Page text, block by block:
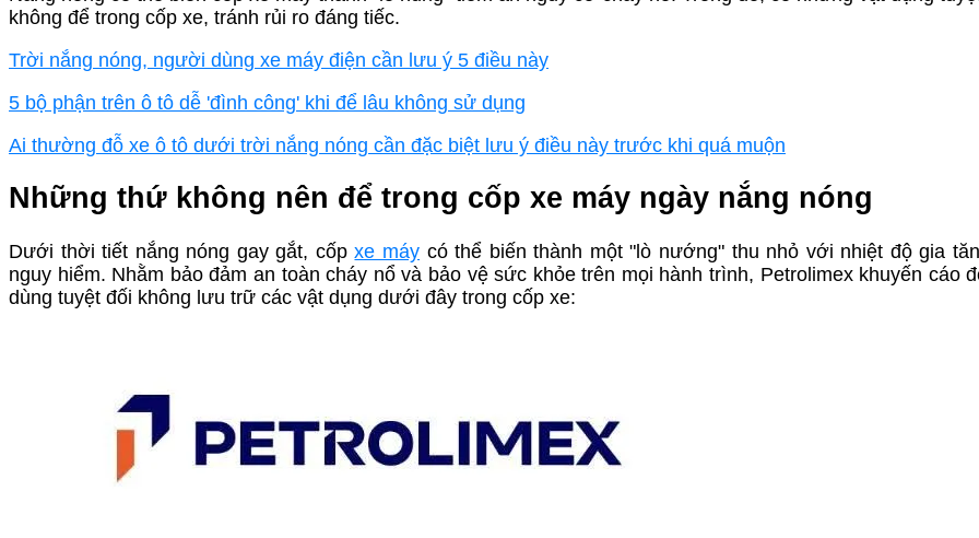
không để trong cốp xe, tránh rủi ro đáng tiếc.
Trời nắng nóng, người dùng xe máy điện cần lưu ý 5 điều này
5 bộ phận trên ô tô dễ 'đình công' khi để lâu không sử dụng
Ai thường đỗ xe ô tô dưới trời nắng nóng cần đặc biệt lưu ý điều này trước khi quá muộn
Những thứ không nên để trong cốp xe máy ngày nắng nóng
Dưới thời tiết nắng nóng gay gắt, cốpxe máy có thể biến thành một "lò nướng" thu nhỏ với nhiệt độ gia
nguy hiểm. Nhằm bảo đảm an toàn cháy nổ và bảo vệ sức khỏe trên mọi hành trình, Petrolimex khuyến cáo
dùng tuyệt đối không lưu trữ các vật dụng dưới đây trong cốp xe: